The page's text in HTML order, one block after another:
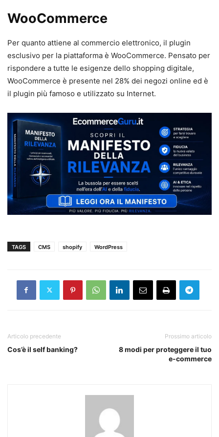
WooCommerce
Per quanto attiene al commercio elettronico, il plugin
esclusivo per la piattaforma è WooCommerce. Pensato per
rispondere a tutte le esigenze dello shopping digitale,
WooCommerce è presente nel 28% dei negozi online ed è
il plugin più famoso e utilizzato su Internet.
TAGS CMS shopify WordPress
Articolo precedente
Cos’è il self banking?
Prossimo articolo
8 modi per proteggere il tuo
e-commerce